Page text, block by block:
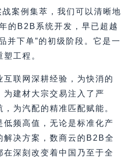
案例集萃，我们可以清晰地
的B2B系统开发，早已超越
并下单”的初级阶段。它是一
工程。
联网深耕经验，为快消的
为建材大宗交易注入了严
为汽配的精准匹配赋能。
低频高值，无论是标准化产
解决方案，数商云的B2B全
深刻改变着中国乃至于全